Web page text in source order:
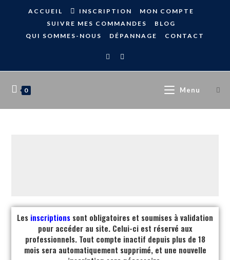
ACCUEIL INSCRIPTION
MON COMPTE
SUIVRE MES COMMANDES
BLOG
QUI SOMMES-NOUS
DÉPANNAGE CONTACT
0 Menu
Les inscriptions sont obligatoires et soumises à validation
pour accéder au site. Celui-ci est réservé aux
professionnels. Tout compte inactif depuis plus de 18
mois sera automatiquement supprimé, et une nouvelle